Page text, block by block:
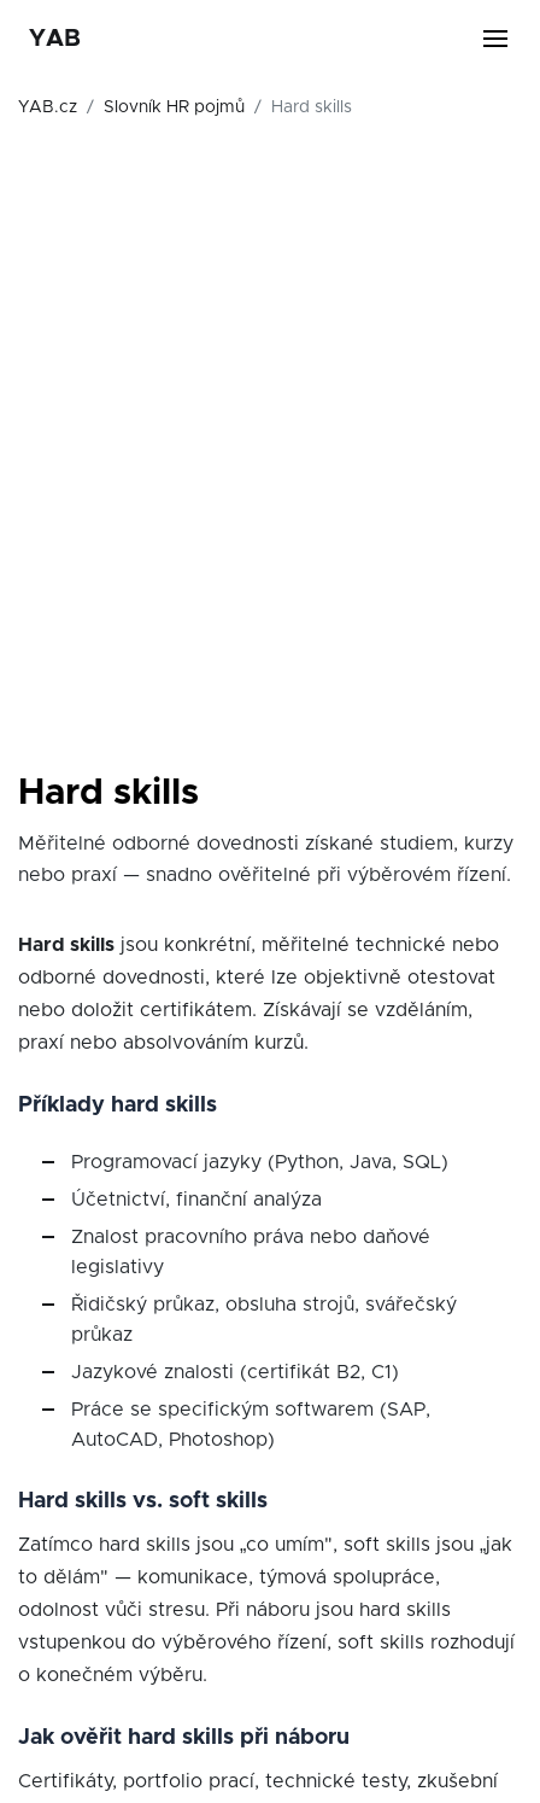
YAB
YAB.cz Slovník HR pojmů Hard skills
Hard skills
Měřitelné odborné dovednosti získané studiem, kurzy
nebo praxí — snadno ověřitelné při výběrovém řízení.
Hard skills jsou konkrétní, měřitelné technické nebo
odborné dovednosti, které lze objektivně otestovat
nebo doložit certifikátem. Získávají se vzděláním,
praxí nebo absolvováním kurzů.
Příklady hard skills
Programovací jazyky (Python, Java, SQL)
Účetnictví, finanční analýza
Znalost pracovního práva nebo daňové
legislativy
Řidičský průkaz, obsluha strojů, svářečský
průkaz
Jazykové znalosti (certifikát B2, C1)
Práce se specifickým softwarem (SAP,
AutoCAD, Photoshop)
Hard skills vs. soft skills
Zatímco hard skills jsou „co umím", soft skills jsou „jak
to dělám" — komunikace, týmová spolupráce,
odolnost vůči stresu. Při náboru jsou hard skills
vstupenkou do výběrového řízení, soft skills rozhodují
o konečném výběru.
Jak ověřit hard skills při náboru
Certifikáty, portfolio prací, technické testy, zkušební